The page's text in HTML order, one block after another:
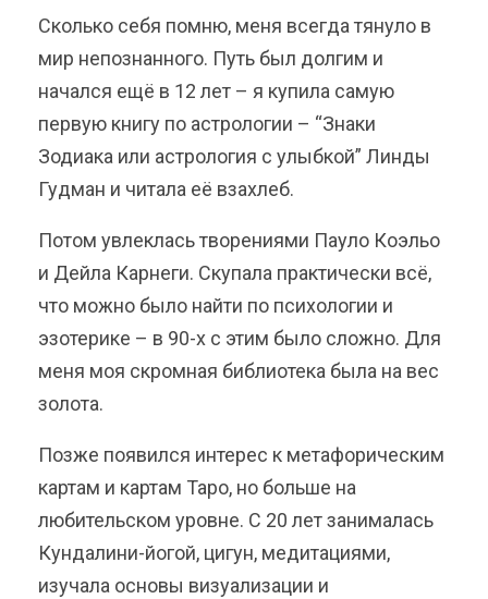
Сколько себя помню, меня всегда тянуло в
мир непознанного. Путь был долгим и
начался ещё в 12 лет – я купила самую
первую книгу по астрологии – “Знаки
Зодиака или астрология с улыбкой” Линды
Гудман и читала её взахлеб.
Потом увлеклась творениями Пауло Коэльо
и Дейла Карнеги. Скупала практически всё,
что можно было найти по психологии и
эзотерике – в 90-х с этим было сложно. Для
меня моя скромная библиотека была на вес
золота.
Позже появился интерес к метафорическим
картам и картам Таро, но больше на
любительском уровне. С 20 лет занималась
Кундалини-йогой, цигун, медитациями,
изучала основы визуализации и